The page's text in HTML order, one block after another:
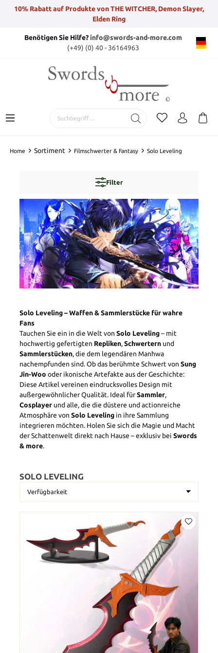
10% Rabatt auf Produkte von THE WITCHER, Demon Slayer,
Elden Ring
Benötigen Sie Hilfe?info@swords-and-more.com
(+49) (0) 40 - 36164963
Home Sortiment Filmschwerter & Fantasy Solo Leveling
Filter
Solo Leveling – Waffen & Sammlerstücke für wahre
Fans
Tauchen Sie ein in die Welt von Solo Leveling– mit
hochwertig gefertigten Repliken,Schwertern und
Sammlerstücken, die dem legendären Manhwa
nachempfunden sind. Ob das berühmte Schwert von Sung
Jin-Woo oder ikonische Artefakte aus der Geschichte:
Diese Artikel vereinen eindrucksvolles Design mit
außergewöhnlicher Qualität. Ideal fürSammler,
Cosplayer und alle, die die düstere und actionreiche
Atmosphäre von Solo Leveling in ihre Sammlung
integrieren möchten. Holen Sie sich die Magie und Macht
der Schattenwelt direkt nach Hause – exklusiv bei Swords
& more.
SOLO LEVELING